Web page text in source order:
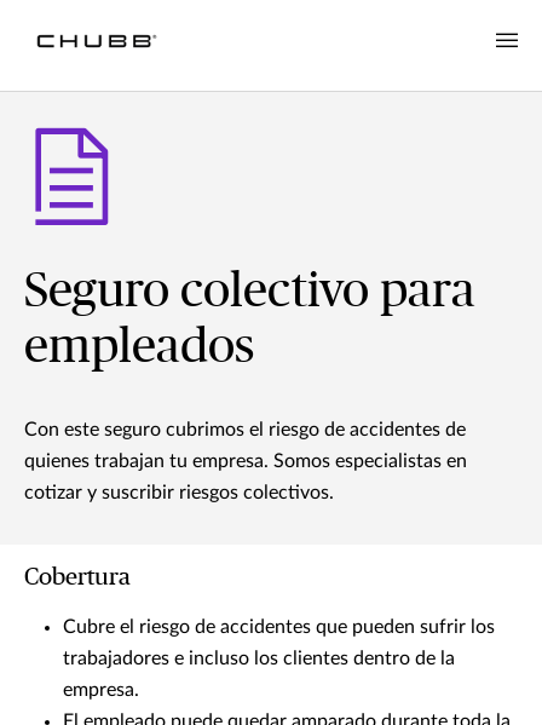
Seguro colectivo para
empleados
Con este seguro cubrimos el riesgo de accidentes de
quienes trabajan tu empresa. Somos especialistas en
cotizar y suscribir riesgos colectivos.
Cobertura
Cubre el riesgo de accidentes que pueden sufrir los
trabajadores e incluso los clientes dentro de la
empresa.